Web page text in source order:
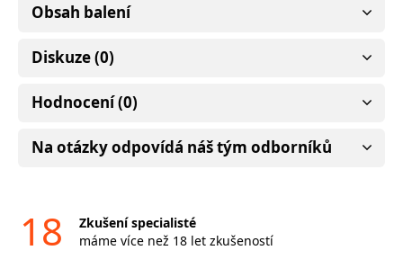
Obsah balení
Diskuze (0)
Hodnocení (0)
Na otázky odpovídá náš tým odborníků
18
Zkušení specialisté
máme více než 18 let zkušeností